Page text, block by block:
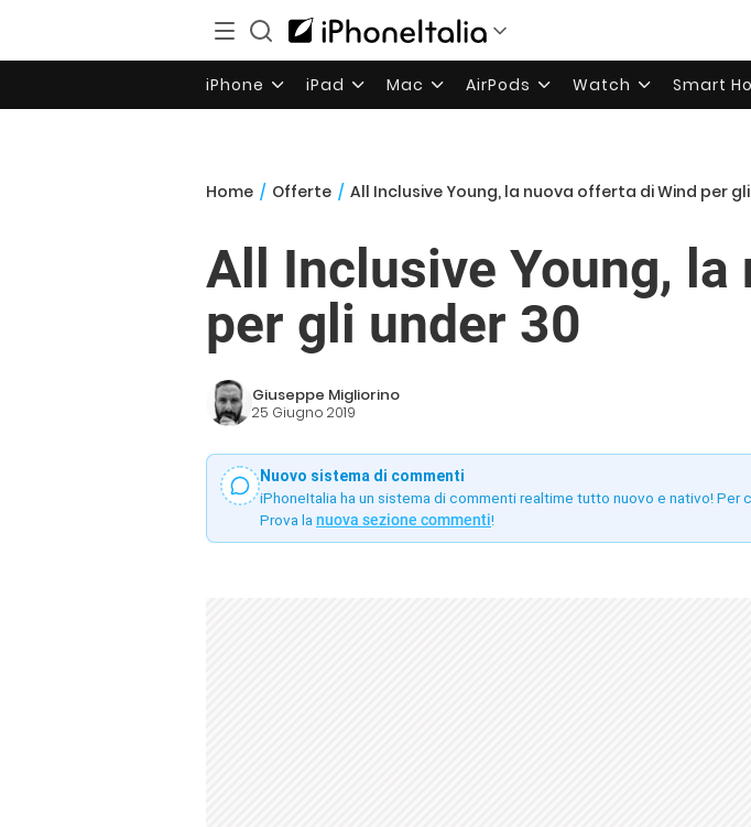
iPhone iPad Mac AirPods Watch Smart
Home / Offerte / All Inclusive Young, la nuova offerta di Wind per
All Inclusive Young,
per gli under 30
Giuseppe Migliorino
25 Giugno 2019
Nuovo sistema di commenti
iPhoneItalia ha un sistema di commenti realtime tutto nuovo e nativo!
Prova la nuova sezione commenti!